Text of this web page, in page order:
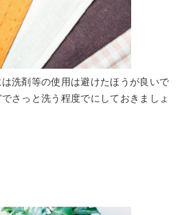
洗剤等の使用は避けたほうが良いで
さっと洗う程度でにしておきましょ